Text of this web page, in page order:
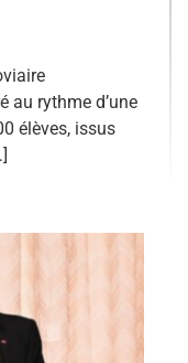
au rythme d’une
élèves, issus